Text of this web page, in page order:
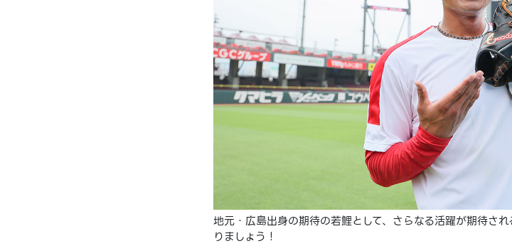
地元・広島出身の期待の若鯉として、さらなる活躍が期待さ
りましょう！